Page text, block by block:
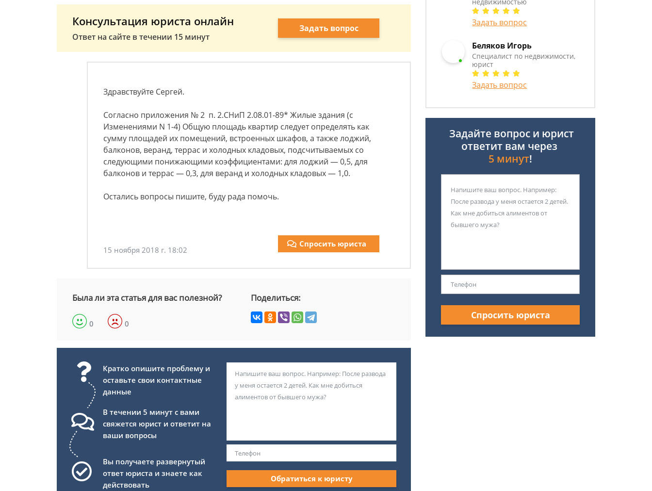
Консультация юриста онлайн
Ответ на сайте в течении 15 минут
Задать вопрос
Здравствуйте Сергей.
Согласно приложения № 2 п. 2.СНиП 2.08.01-89* Жилые здания (с
Изменениями N 1-4) Общую площадь квартир следует определять как
сумму площадей их помещений, встроенных шкафов, а также лоджий,
балконов, веранд, террас и холодных кладовых, подсчитываемых со
следующими понижающими коэффициентами: для лоджий — 0,5, для
балконов и террас — 0,3, для веранд и холодных кладовых — 1,0.
Остались вопросы пишите, буду рада помочь.
15 ноября 2018 г. 18:02
Спросить юриста
Была ли эта статья для вас полезной?
0 0
Поделиться:
Кратко опишите проблему и
оставьте свои контактные
данные
В течении 5 минут с вами
свяжется юрист и ответит на
ваши вопросы
Вы получаете развернутый
ответ юриста и знаете как
действовать
Обратиться к юристу
Задать вопрос
Беляков Игорь
Специалист по недвижимости,
юрист
Задать вопрос
Задайте вопрос и юрист
ответит вам через
5 минут!
Спросить юриста